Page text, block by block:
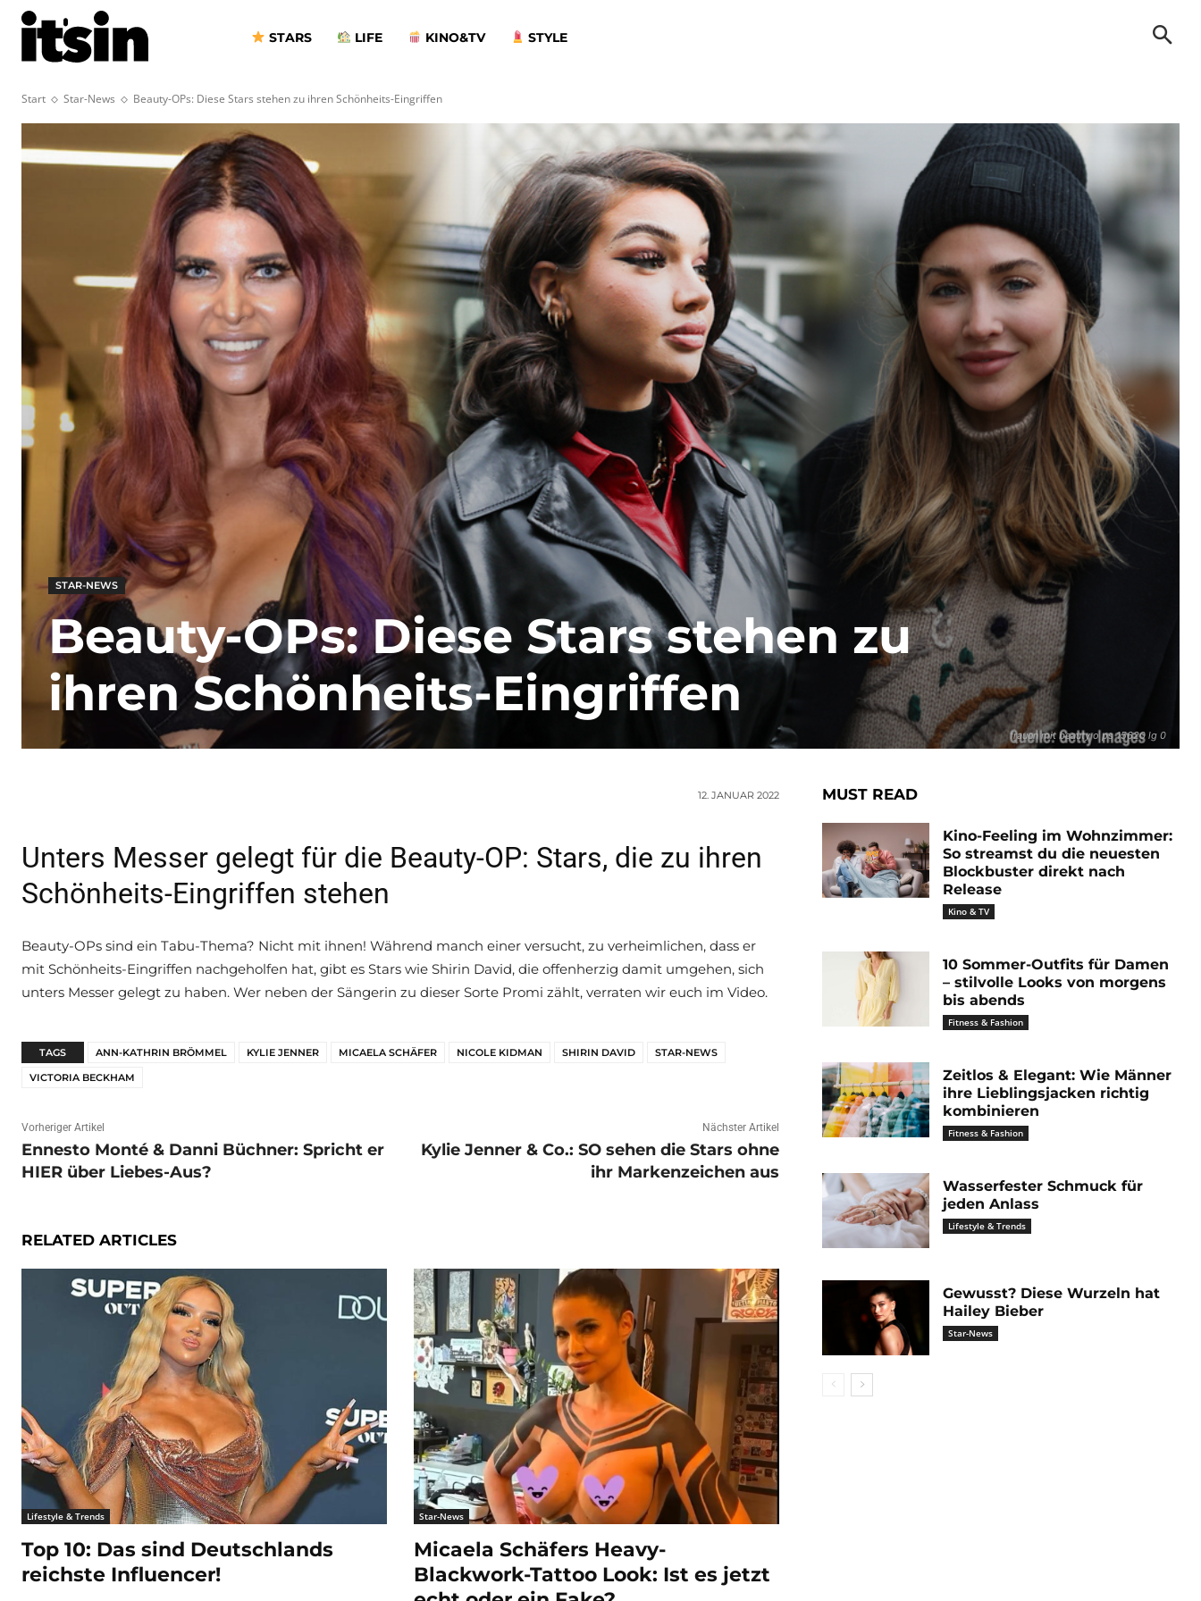
STARS LIFE KINO&TV STYLE
Start Star-News Beauty-OPs: Diese Stars stehen zu ihren Schönheits-Eingriffen
frauen mit beauty o ps 15620 lg 0
STAR-NEWS
Beauty-OPs: Diese Stars stehen zu
ihren Schönheits-Eingriffen
12. JANUAR 2022
Unters Messer gelegt für die Beauty-OP: Stars, die zu ihren
Schönheits-Eingriffen stehen
Beauty-OPs sind ein Tabu-Thema? Nicht mit ihnen! Während manch einer versucht, zu verheimlichen, dass er
mit Schönheits-Eingriffen nachgeholfen hat, gibt es Stars wie Shirin David, die offenherzig damit umgehen, sich
unters Messer gelegt zu haben. Wer neben der Sängerin zu dieser Sorte Promi zählt, verraten wir euch im Video.
TAGS ANN-KATHRIN BRÖMMEL KYLIE JENNER MICAELA SCHÄFER NICOLE KIDMAN SHIRIN DAVID
STAR-NEWS
VICTORIA BECKHAM
Vorheriger Artikel
Ennesto Monté & Danni Büchner: Spricht er
HIER über Liebes-Aus?
Nächster Artikel
Kylie Jenner & Co.: SO sehen die Stars ohne
ihr Markenzeichen aus
RELATED ARTICLES
Lifestyle & Trends
Top 10: Das sind Deutschlands
reichste Influencer!
Star-News
Micaela Schäfers Heavy-
Blackwork-Tattoo Look: Ist es jetzt
MUST READ
Kino-Feeling im Wohnzimmer:
So streamst du die neuesten
Blockbuster direkt nach
Release
Kino & TV
10 Sommer-Outfits für Damen
– stilvolle Looks von morgens
bis abends
Fitness & Fashion
Zeitlos & Elegant: Wie Männer
ihre Lieblingsjacken richtig
kombinieren
Fitness & Fashion
Wasserfester Schmuck für
jeden Anlass
Lifestyle & Trends
Gewusst? Diese Wurzeln hat
Hailey Bieber
Star-News